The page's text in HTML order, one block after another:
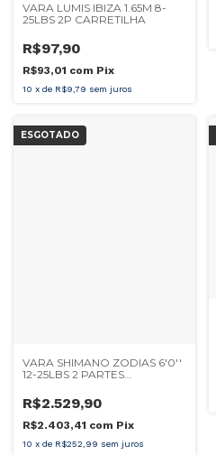
VARA LUMIS IBIZA 1.65M 8-
25LBS 2P CARRETILHA
R$97,90
R$93,01 com Pix
10 x de R$9,79 sem juros
ESGOTADO
VARA SHIMANO ZODIAS 6'0''
12-25LBS 2 PARTES
R$2.529,90
R$2.403,41 com Pix
10 x de R$252,99 sem juros